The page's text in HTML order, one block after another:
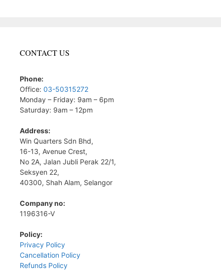
CONTACT US
Phone:
Office: 03-50315272
Monday – Friday: 9am – 6pm
Saturday: 9am – 12pm
Address:
Win Quarters Sdn Bhd,
16-13, Avenue Crest,
No 2A, Jalan Jubli Perak 22/1,
Seksyen 22,
40300, Shah Alam, Selangor
Company no:
1196316-V
Policy:
Privacy Policy
Cancellation Policy
Refunds Policy